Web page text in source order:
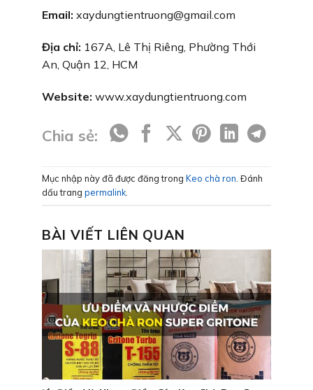
Email: xaydungtientruong@gmail.com
Địa chỉ: 167A, Lê Thị Riêng, Phường Thới
An, Quận 12, HCM
Website: www.xaydungtientruong.com
Chia sẻ:
Mục nhập này đã được đăng trong Keo chà ron . Đánh
dấu trang permalink
BÀI VIẾT LIÊN QUAN